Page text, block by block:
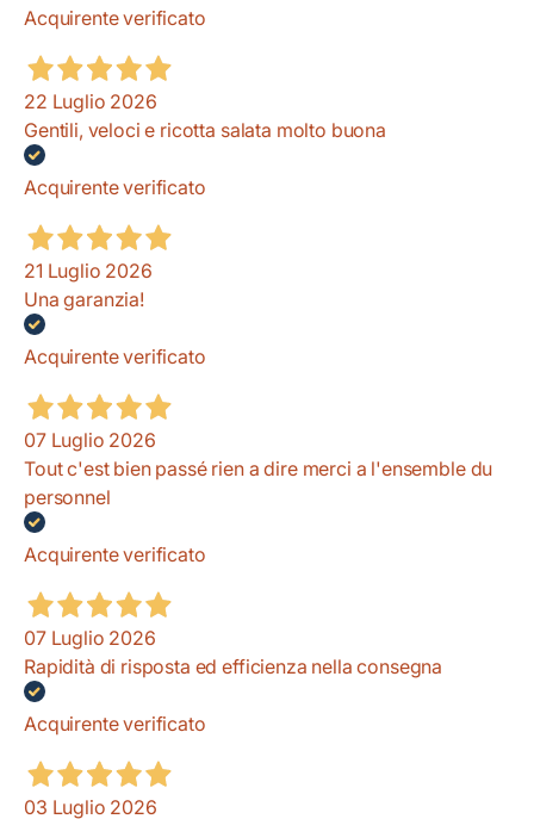
Acquirente verificato
22 Luglio 2026
Gentili, veloci e ricotta salata molto buona
Acquirente verificato
21 Luglio 2026
Una garanzia!
Acquirente verificato
07 Luglio 2026
Tout c'est bien passé rien a dire merci a l'ensemble du
personnel
Acquirente verificato
07 Luglio 2026
Rapidità di risposta ed efficienza nella consegna
Acquirente verificato
03 Luglio 2026